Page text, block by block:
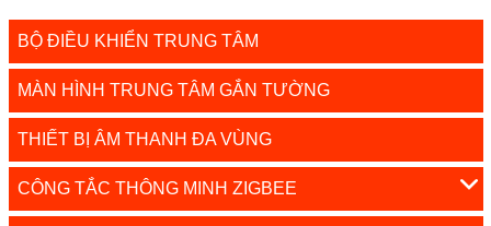
BỘ ĐIỀU KHIỂN TRUNG TÂM
MÀN HÌNH TRUNG TÂM GẮN TƯỜNG
THIẾT BỊ ÂM THANH ĐA VÙNG
CÔNG TẮC THÔNG MINH ZIGBEE